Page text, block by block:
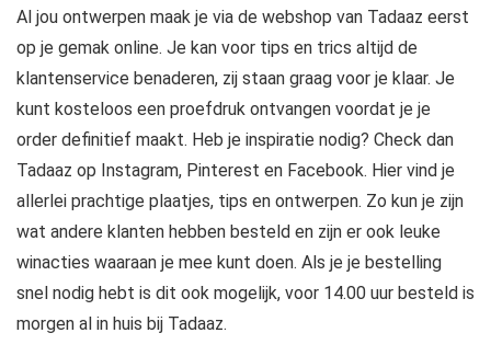
Al jou ontwerpen maak je via de webshop van Tadaaz eerst
op je gemak online. Je kan voor tips en trics altijd de
klantenservice benaderen, zij staan graag voor je klaar. Je
kunt kosteloos een proefdruk ontvangen voordat je je
order definitief maakt. Heb je inspiratie nodig? Check dan
Tadaaz op Instagram, Pinterest en Facebook. Hier vind je
allerlei prachtige plaatjes, tips en ontwerpen. Zo kun je zijn
wat andere klanten hebben besteld en zijn er ook leuke
winacties waaraan je mee kunt doen. Als je je bestelling
snel nodig hebt is dit ook mogelijk, voor 14.00 uur besteld is
morgen al in huis bij Tadaaz.